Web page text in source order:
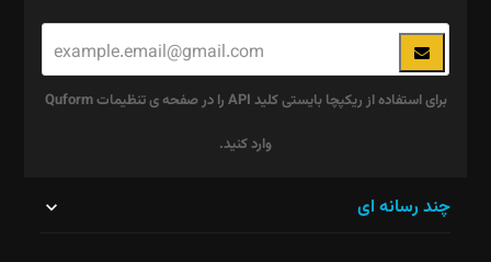
برای استفاده از ریکپچا بایستی کلید API را در صفحه ی تنظیمات Quform
وارد کنید.
چند رسانه ای